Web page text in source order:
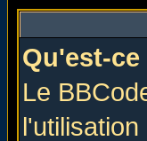
Qu'est-ce
Le